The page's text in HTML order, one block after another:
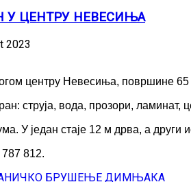
У ЦЕНТРУ НЕВЕСИЊА
2023
центру Невесиња, површине 65
струја, вода, прозори, ламинат,
У један стаје 12 м дрва, а
787 812.